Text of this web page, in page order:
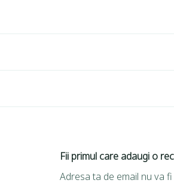
Fii primul care adaugi o
Adresa ta de email nu va